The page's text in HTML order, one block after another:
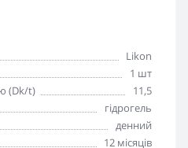
Likon
1 шт
(Dk/t)
11,5
гідрогель
денний
12 місяців